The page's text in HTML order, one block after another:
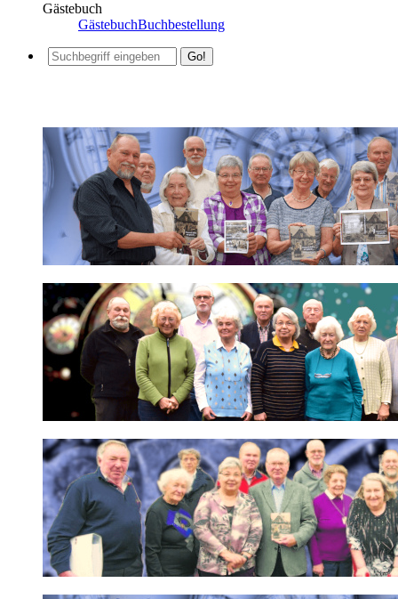
Gästebuch
GästebuchBuchbestellung